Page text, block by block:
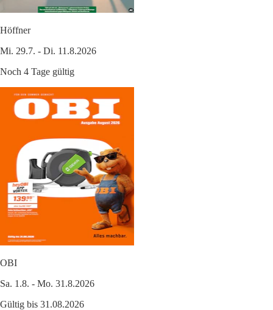
Höffner
Mi. 29.7. - Di. 11.8.2026
Noch 4 Tage gültig
OBI
Sa. 1.8. - Mo. 31.8.2026
Gültig bis 31.08.2026